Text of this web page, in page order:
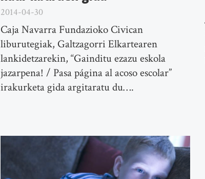
2014-04-30
Caja Navarra Fundazioko Civican
liburutegiak, Galtzagorri Elkartearen
lankidetzarekin, “Gainditu ezazu eskola
jazarpena! / Pasa página al acoso escolar”
irakurketa gida argitaratu du….